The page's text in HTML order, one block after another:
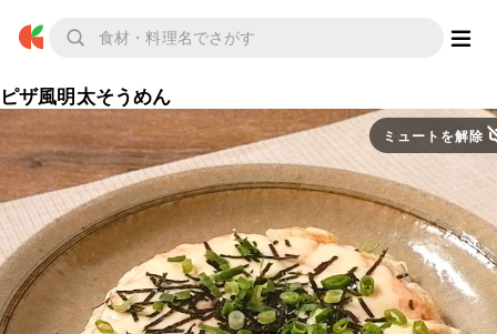
ピザ風明太そうめん
ミュートを解除